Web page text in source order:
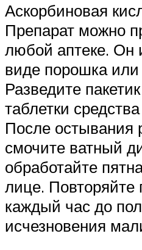
Аскорбиновая
Препарат можно
любой аптеке. Он
виде порошка или
Разведите
таблетки
После остывания
смочите ватный
обработайте
лице. Повторяйте
каждый час до
исчезновения